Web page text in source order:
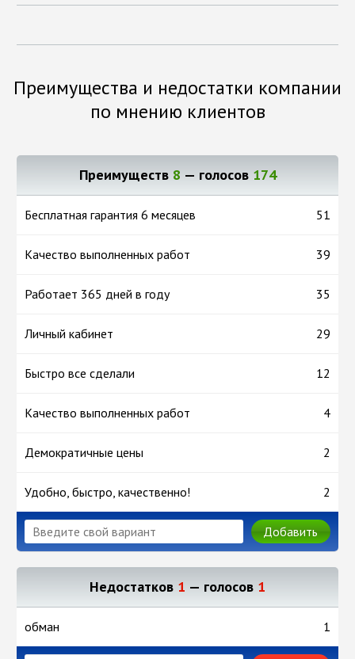
Преимущества и недостатки компании
по мнению клиентов
Преимуществ 8 — голосов 174
Бесплатная гарантия 6 месяцев 51
Качество выполненных работ 39
Работает 365 дней в году 35
Личный кабинет 29
Быстро все сделали 12
Качество выполненных работ 4
Демократичные цены 2
Удобно, быстро, качественно! 2
Добавить
Недостатков 1 — голосов 1
обман 1